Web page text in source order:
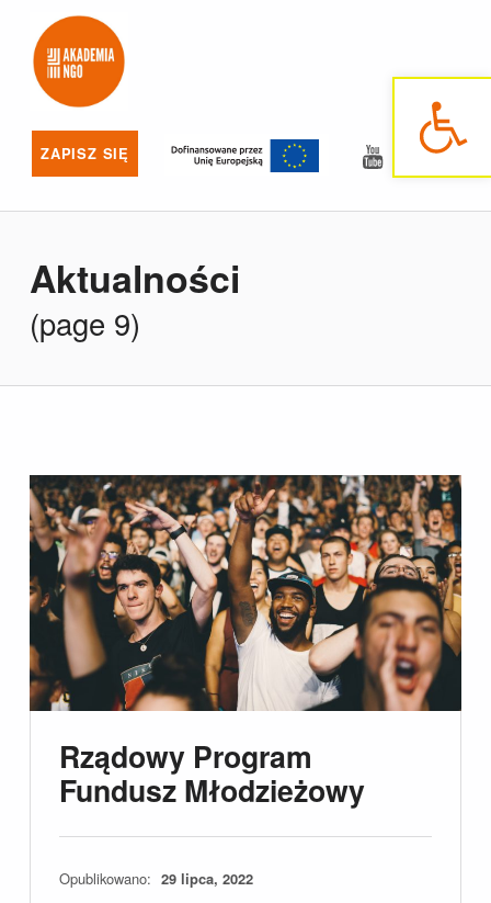
Otwórz pasek narzędzi
ZAPISZ SIĘ
YouTube
Aktualności
(page 9)
Rządowy Program
Fundusz Młodzieżowy
Opublikowano: 29 lipca, 2022